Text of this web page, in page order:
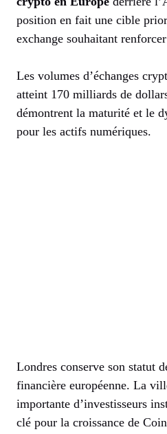
position en fait une cible
exchange souhaitant
Les volumes d’échanges
atteint 170 milliards de
démontrent la maturité et le
pour les actifs numériques.
Londres conserve son statut
financière européenne. La
importante d’investisseurs
clé pour la croissance de